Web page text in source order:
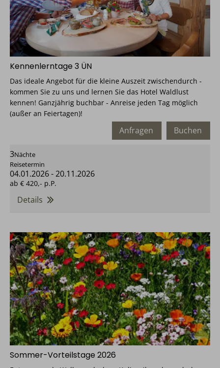
Kennenlerntage 3 ÜN
Das ideale Angebot für die kleine Auszeit zwischendurch -
kommen Sie zu uns und lernen Sie das Hotel Waldlust
kennen! Ganzjährig buchbar - Anreise jeden Tag möglich
(außer an Feiertagen)!
Buchen
Anfragen
3Nächte
Reisetermin
04.01.2026-20.11.2026
ab € 420,- p.P.
Details
Sommer-Vorteilstage 2026